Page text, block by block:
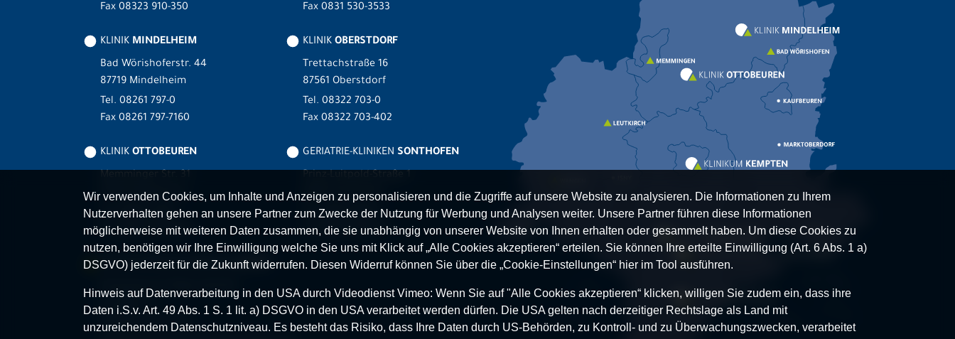
Fax 08323 910-350
KLINIK MINDELHEIM
Bad Wörishoferstr. 44
87719 Mindelheim
Tel. 08261 797-0
Fax 08261 797-7160
KLINIK OTTOBEUREN
87724 Ottobeuren
Tel.08332 792-0
Fax 08332 792-5416
Fax 0831 530-3533
KLINIK OBERSTDORF
Trettachstraße 16
87561 Oberstdorf
Tel. 08322 703-0
Fax 08322 703-402
GERIATRIE-KLINIKEN SONTHOFEN
87527 Sonthofen
Tel.08321 804-0
Fax 08321 804-119
MVZ-FACHPRAXENVERBUNDALLGÄU
Klinikverbund Allgäu gGmbH
Im Stillen 2
87509 Immenstadt
Wir verwenden Cookies, um Inhalte und Anzeigen zu personalisieren und die Zugriffe auf unsere Website zu analysieren. Die Informationen zu Ihrem
Nutzerverhalten gehen an unsere Partner zum Zwecke der Nutzung für Werbung und Analysen weiter. Unsere Partner führen diese Informationen
möglicherweise mit weiteren Daten zusammen, die sie unabhängig von unserer Website von Ihnen erhalten oder gesammelt haben. Um diese Cookies zu
nutzen, benötigen wir Ihre Einwilligung welche Sie uns mit Klick auf „Alle Cookies akzeptieren“ erteilen. Sie können Ihre erteilte Einwilligung (Art. 6 Abs. 1 a)
DSGVO) jederzeit für die Zukunft widerrufen. Diesen Widerruf können Sie über die „Cookie-Einstellungen“ hier im Tool ausführen.
Hinweis auf Datenverarbeitung in den USA durch Videodienst Vimeo: Wenn Sie auf "Alle Cookies akzeptieren“ klicken, willigen Sie zudem ein, dass ihre
Daten i.S.v. Art. 49 Abs. 1 S. 1 lit. a) DSGVO in den USA verarbeitet werden dürfen. Die USA gelten nach derzeitiger Rechtslage als Land mit
unzureichendem Datenschutzniveau. Es besteht das Risiko, dass Ihre Daten durch US-Behörden, zu Kontroll- und zu Überwachungszwecken, verarbeitet